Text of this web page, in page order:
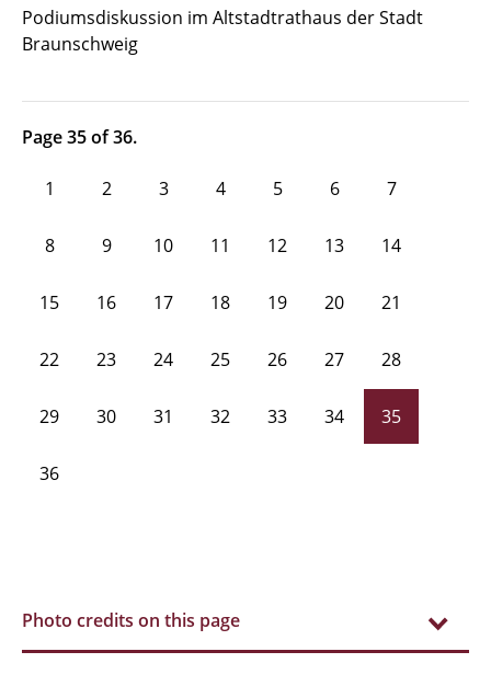
Podiumsdiskussion im Altstadtrathaus der Stadt
Braunschweig
Page 35 of 36.
1 2 3 4 5 6 7
8 9 10 11 12 13 14
15 16 17 18 19 20 21
22 23 24 25 26 27 28
29 30 31 32 33 34 35
36
Photo credits on this page